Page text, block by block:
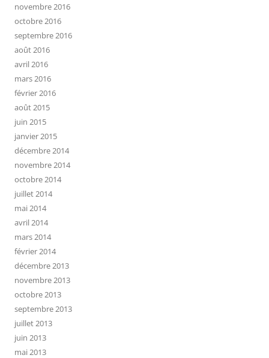
novembre 2016
octobre 2016
septembre 2016
août 2016
avril 2016
mars 2016
février 2016
août 2015
juin 2015
janvier 2015
décembre 2014
novembre 2014
octobre 2014
juillet 2014
mai 2014
avril 2014
mars 2014
février 2014
décembre 2013
novembre 2013
octobre 2013
septembre 2013
juillet 2013
juin 2013
mai 2013